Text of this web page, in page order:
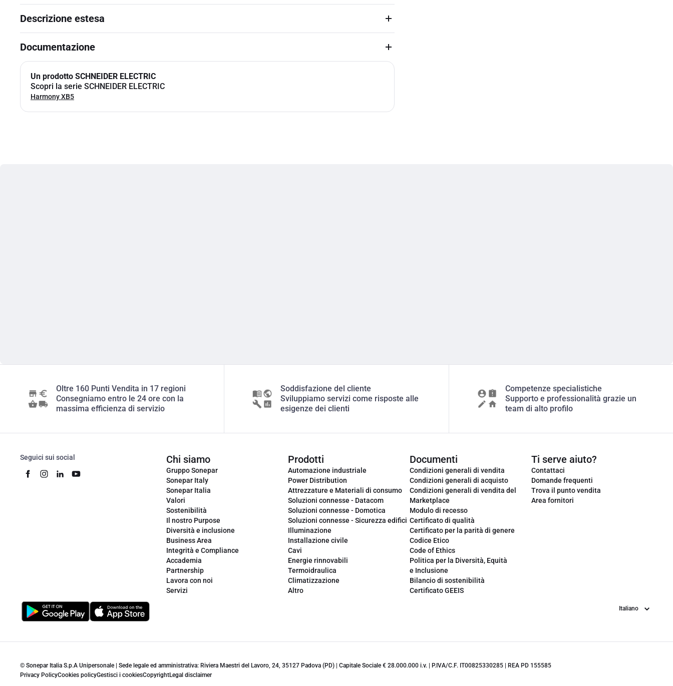
Descrizione estesa
Documentazione
Un prodotto SCHNEIDER ELECTRIC
Scopri la serie SCHNEIDER ELECTRIC
Harmony XB5
Oltre 160 Punti Vendita in 17 regioni
Consegniamo entro le 24 ore con la
massima efficienza di servizio
Soddisfazione del cliente
Sviluppiamo servizi come risposte alle
esigenze dei clienti
Competenze specialistiche
Supporto e professionalità grazie un
team di alto profilo
Seguici sui social Chi siamo
Gruppo Sonepar
Sonepar Italy
Sonepar Italia
Valori
Sostenibilità
Il nostro Purpose
Diversità e inclusione
Business Area
Integrità e Compliance
Accademia
Partnership
Lavora con noi
Servizi
Prodotti
Automazione industriale
Power Distribution
Attrezzature e Materiali di consumo
Soluzioni connesse - Datacom
Soluzioni connesse - Domotica
Soluzioni connesse - Sicurezza edifici
Illuminazione
Installazione civile
Cavi
Energie rinnovabili
Termoidraulica
Climatizzazione
Altro
Documenti
Condizioni generali di vendita
Condizioni generali di acquisto
Condizioni generali di vendita del
Marketplace
Modulo di recesso
Certificato di qualità
Certificato per la parità di genere
Codice Etico
Code of Ethics
Politica per la Diversità, Equità
e Inclusione
Bilancio di sostenibilità
Certificato GEEIS
Ti serve aiuto?
Contattaci
Domande frequenti
Trova il punto vendita
Area fornitori
Lingua
© Sonepar Italia S.p.A Unipersonale | Sede legale ed amministrativa: Riviera Maestri del Lavoro, 24, 35127 Padova (PD) | Capitale Sociale € 28.000.000 i.v. | P.IVA/C.F. IT00825330285 | REA PD 155585
Privacy PolicyCookies policyGestisci i cookiesCopyrightLegal disclaimer